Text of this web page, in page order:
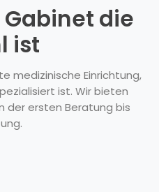
die
ist
medizinische Einrichtung,
ist. Wir bieten
der ersten Beratung bis